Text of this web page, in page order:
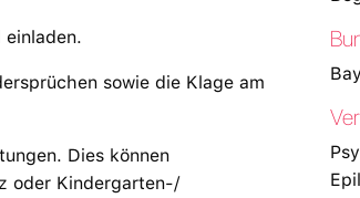
sowie die Klage am
Dies können
oder Kindergarten-/